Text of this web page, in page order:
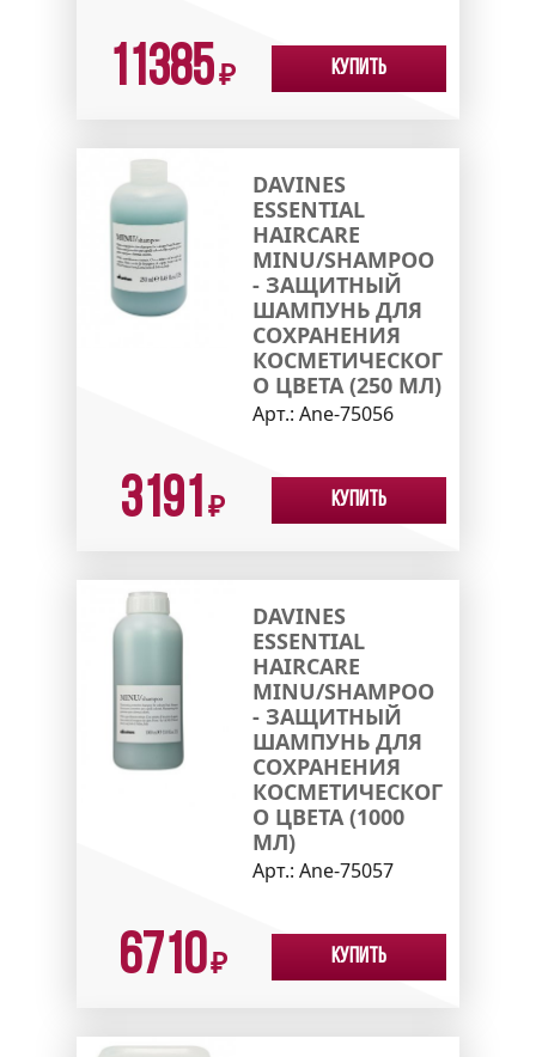
11385₽ Купить
DAVINES
ESSENTIAL
HAIRCARE
MINU/SHAMPOO
- ЗАЩИТНЫЙ
ШАМПУНЬ ДЛЯ
СОХРАНЕНИЯ
КОСМЕТИЧЕСКОГ
О ЦВЕТА (250 МЛ)
Арт.: Ane-75056
3191 ₽ Купить
DAVINES
ESSENTIAL
HAIRCARE
MINU/SHAMPOO
- ЗАЩИТНЫЙ
ШАМПУНЬ ДЛЯ
СОХРАНЕНИЯ
КОСМЕТИЧЕСКОГ
О ЦВЕТА (1000
МЛ)
Арт.: Ane-75057
6710₽ Купить